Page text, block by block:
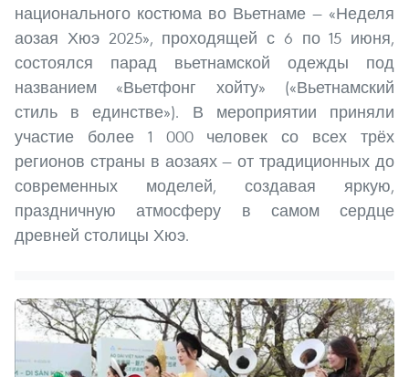
национального костюма во Вьетнаме — «Неделя
аозая Хюэ 2025», проходящей с 6 по 15 июня,
состоялся парад вьетнамской одежды под
названием «Вьетфонг хойту» («Вьетнамский
стиль в единстве»). В мероприятии приняли
участие более 1 000 человек со всех трёх
регионов страны в аозаях — от традиционных до
современных моделей, создавая яркую,
праздничную атмосферу в самом сердце
древней столицы Хюэ.